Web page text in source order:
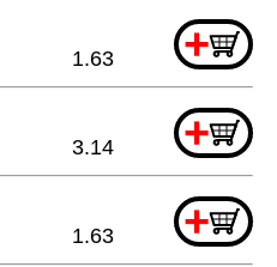
+
1.63
+
3.14
+
1.63